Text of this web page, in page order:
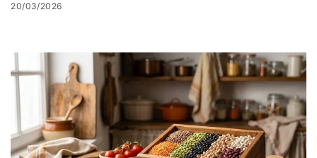
20/03/2026